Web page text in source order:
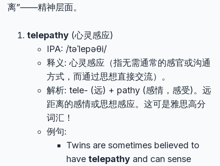
离”——精神层面。
telepathy (心灵感应)
IPA: /təˈlepəθi/
释义: 心灵感应（指无需通常的感官或沟通
方式，而通过思想直接交流）。
解析: tele- (远) + pathy (感情，感受)。远
距离的感情或思想感应。这可是雅思高分
词汇！
例句:
Twins are sometimes believed to
have telepathy and can sense